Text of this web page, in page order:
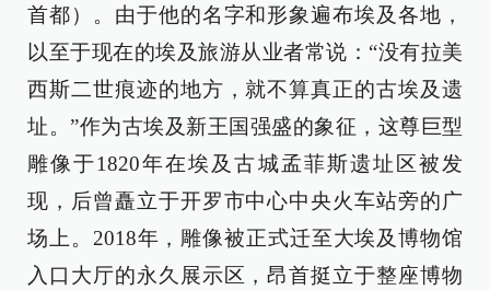
首都）。由于他的名字和形象遍布埃及各地，
以至于现在的埃及旅游从业者常说：“没有拉美
西斯二世痕迹的地方，就不算真正的古埃及遗
址。”作为古埃及新王国强盛的象征，这尊巨型
雕像于1820年在埃及古城孟菲斯遗址区被发
现，后曾矗立于开罗市中心中央火车站旁的广
场上。2018年，雕像被正式迁至大埃及博物馆
入口大厅的永久展示区，昂首挺立于整座博物